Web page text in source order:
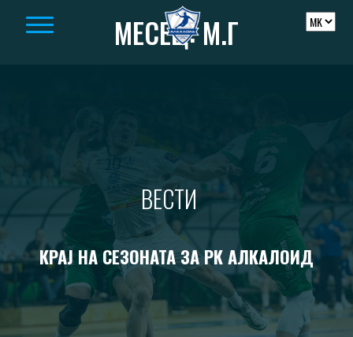
МЕСЕЦ:М.Г
ВЕСТИ
КРАЈ НА СЕЗОНАТА ЗА РК АЛКАЛОИД